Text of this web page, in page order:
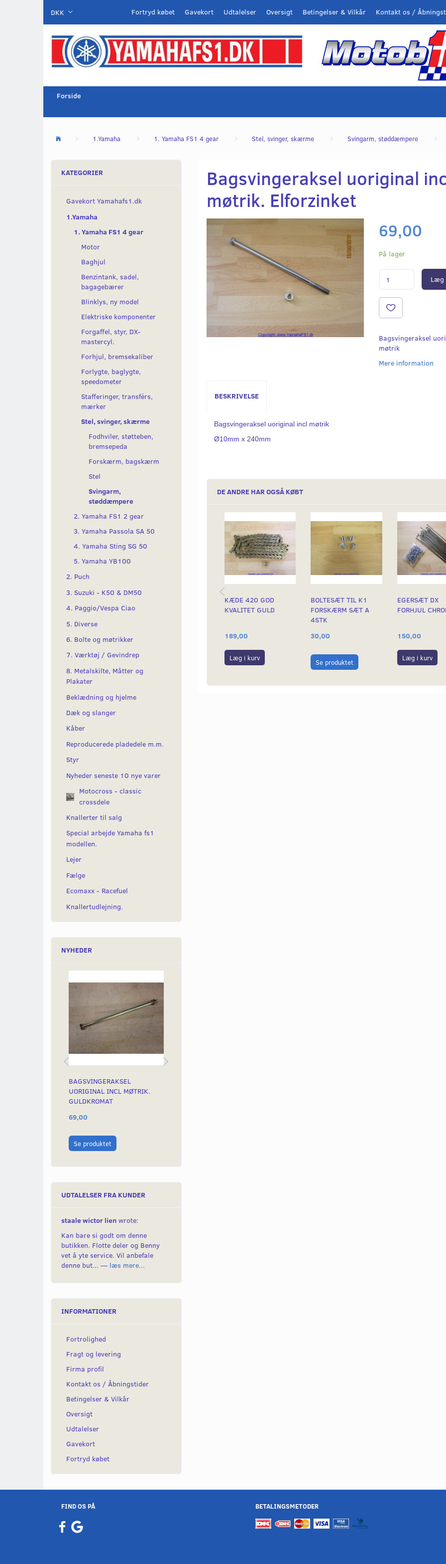
DKK Kontakt os /
Betingelser & Vilkår
Oversigt
Udtalelser
Gavekort
Fortryd købet
Forside
1.Yamaha 1. Yamaha FS1 4 gear Stel, svinger, skærme Svingarm, støddæmpere
KATEGORIER
Gavekort Yamahafs1.dk
1.Yamaha
1. Yamaha FS1 4 gear
Motor
Baghjul
Benzintank, sadel,
bagagebærer
Blinklys, ny model
Elektriske komponenter
Forgaffel, styr, DX-
mastercyl.
Forhjul, bremsekaliber
Forlygte, baglygte,
speedometer
Stafferinger, transférs,
mærker
Stel, svinger, skærme
Fodhviler, støtteben,
bremsepeda
Forskærm, bagskærm
Stel
Svingarm,
støddæmpere
2. Yamaha FS1 2 gear
3. Yamaha Passola SA 50
4. Yamaha Sting SG 50
5. Yamaha YB100
2. Puch
3. Suzuki - K50 & DM50
4. Paggio/Vespa Ciao
5. Diverse
6. Bolte og møtrikker
7. Værktøj / Gevindrep
8. Metalskilte, Måtter og
Plakater
Beklædning og hjelme
Dæk og slanger
Kåber
Reproducerede pladedele m.m.
Styr
Nyheder seneste 10 nye varer
Motocross - classic
crossdele
Knallerter til salg
Special arbejde Yamaha fs1
modellen.
Lejer
Fælge
Ecomaxx - Racefuel
Knallertudlejning.
NYHEDER
BAGSVINGERAKSEL
UORIGINAL INCL MØTRIK.
GULDKROMAT
69,00
Se produktet
UDTALELSER FRA KUNDER
staale wictor lien wrote:
Kan bare si godt om denne
butikken. Flotte deler og Benny
vet å yte service. Vil anbefale
denne but... — læs mere...
INFORMATIONER
Fortrolighed
Fragt og levering
Firma profil
Kontakt os / Åbningstider
Betingelser & Vilkår
Oversigt
Udtalelser
Gavekort
Fortryd købet
Bagsvingeraksel uoriginal
møtrik. Elforzinket
69,00
På lager
Læg
Bagsvingeraksel
møtrik
Mere information
BESKRIVELSE
Bagsvingeraksel uoriginal incl møtrik
Ø10mm x 240mm
DE ANDRE HAR OGSÅ KØBT
KÆDE 420 GOD
KVALITET GULD
189,00
Læg i kurv
BOLTESÆT TIL K1
FORSKÆRM SÆT A
4STK
30,00
Se produktet
EGERSÆT DX
FORHJUL
150,00
Læg i kurv
FIND OS PÅ BETALINGSMETODER